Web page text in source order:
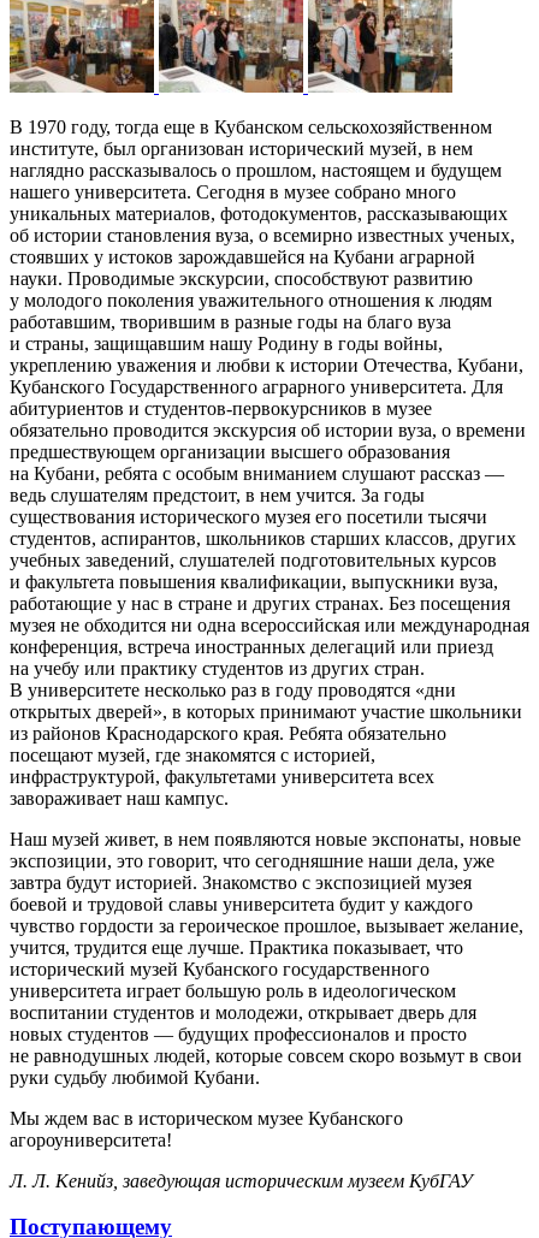
В 1970 году, тогда еще в Кубанском сельскохозяйственном
институте, был организован исторический музей, в нем
наглядно рассказывалось о прошлом, настоящем и будущем
нашего университета. Сегодня в музее собрано много
уникальных материалов, фотодокументов, рассказывающих
об истории становления вуза, о всемирно известных ученых,
стоявших у истоков зарождавшейся на Кубани аграрной
науки. Проводимые экскурсии, способствуют развитию
у молодого поколения уважительного отношения к людям
работавшим, творившим в разные годы на благо вуза
и страны, защищавшим нашу Родину в годы войны,
укреплению уважения и любви к истории Отечества, Кубани,
Кубанского Государственного аграрного университета. Для
абитуриентов и студентов-первокурсников в музее
обязательно проводится экскурсия об истории вуза, о времени
предшествующем организации высшего образования
на Кубани, ребята с особым вниманием слушают рассказ —
ведь слушателям предстоит, в нем учится. За годы
существования исторического музея его посетили тысячи
студентов, аспирантов, школьников старших классов, других
учебных заведений, слушателей подготовительных курсов
и факультета повышения квалификации, выпускники вуза,
работающие у нас в стране и других странах. Без посещения
музея не обходится ни одна всероссийская или международная
конференция, встреча иностранных делегаций или приезд
на учебу или практику студентов из других стран.
В университете несколько раз в году проводятся «дни
открытых дверей», в которых принимают участие школьники
из районов Краснодарского края. Ребята обязательно
посещают музей, где знакомятся с историей,
инфраструктурой, факультетами университета всех
завораживает наш кампус.
Наш музей живет, в нем появляются новые экспонаты, новые
экспозиции, это говорит, что сегодняшние наши дела, уже
завтра будут историей. Знакомство с экспозицией музея
боевой и трудовой славы университета будит у каждого
чувство гордости за героическое прошлое, вызывает желание,
учится, трудится еще лучше. Практика показывает, что
исторический музей Кубанского государственного
университета играет большую роль в идеологическом
воспитании студентов и молодежи, открывает дверь для
новых студентов — будущих профессионалов и просто
не равнодушных людей, которые совсем скоро возьмут в свои
руки судьбу любимой Кубани.
Мы ждем вас в историческом музее Кубанского
агороуниверситета!
Л. Л. Кенийз, заведующая историческим музеем КубГАУ
Поступающему